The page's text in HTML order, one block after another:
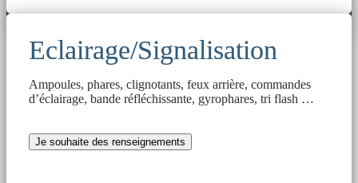
Eclairage/Signalisation
Ampoules, phares, clignotants, feux arrière, commandes
d’éclairage, bande réfléchissante, gyrophares, tri flash …
Je souhaite des renseignements